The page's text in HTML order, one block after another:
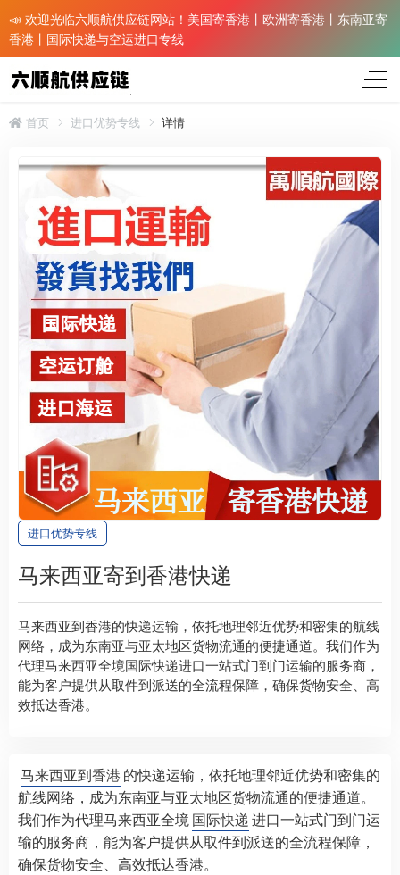
📣 欢迎光临六顺航供应链网站！美国寄香港丨欧洲寄香港丨东南亚寄
香港丨国际快递与空运进口专线
首页 进口优势专线 详情
进口优势专线
马来西亚寄到香港快递
马来西亚到香港的快递运输，依托地理邻近优势和密集的航线
网络，成为东南亚与亚太地区货物流通的便捷通道。我们作为
代理马来西亚全境国际快递进口一站式门到门运输的服务商，
能为客户提供从取件到派送的全流程保障，确保货物安全、高
效抵达香港。​
马来西亚到香港 的快递运输，依托地理邻近优势和密集的
航线网络，成为东南亚与亚太地区货物流通的便捷通道。
我们作为代理马来西亚全境国际快递进口一站式门到门运
输的服务商，能为客户提供从取件到派送的全流程保障，
确保货物安全、高效抵达香港。​